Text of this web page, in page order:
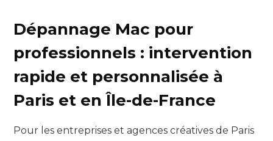
Dépannage Mac pour
professionnels : intervention
rapide et personnalisée à
Paris et en Île-de-France
Pour les entreprises et agences créatives de Paris